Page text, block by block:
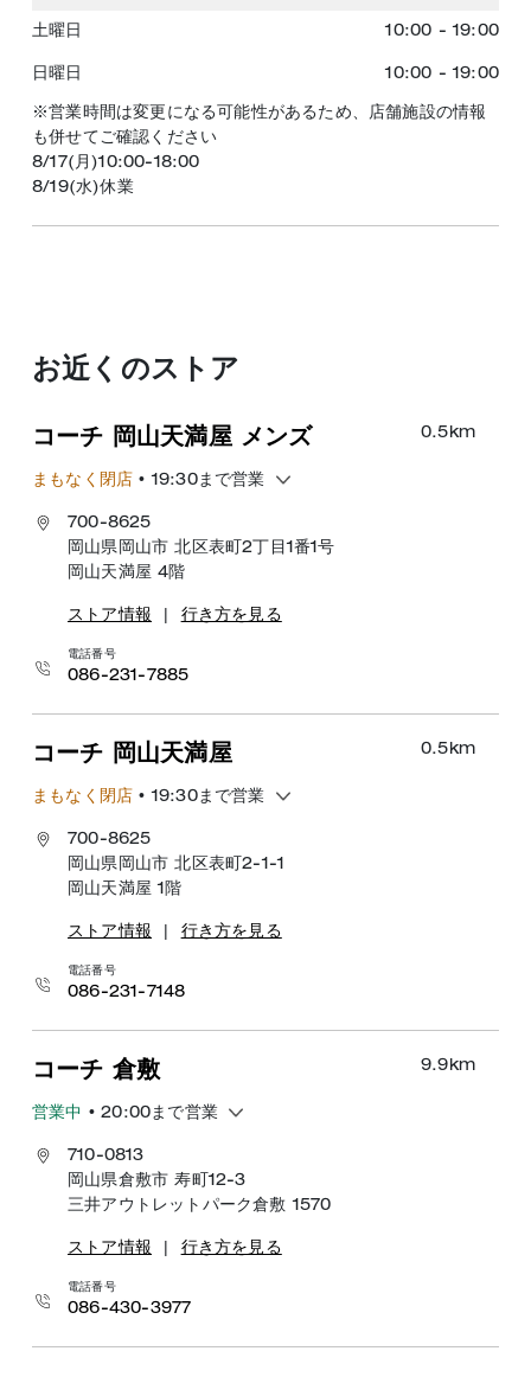
土曜日 10:00 -19:00
日曜日 10:00 -19:00
※営業時間は変更になる可能性があるため、店舗施設の情報
も併せてご確認ください
8/17(月)10:00-18:00
8/19(水)休業
お近くのストア
0.5km
コーチ 岡山天満屋 メンズ
まもなく閉店 • 19:30まで営業
700-8625
岡山県岡山市 北区表町2丁目1番1号
岡山天満屋 4階
ストア情報 行き方を見る
電話番号
086-231-7885
0.5km
コーチ 岡山天満屋
まもなく閉店 • 19:30まで営業
700-8625
岡山県岡山市 北区表町2-1-1
岡山天満屋 1階
ストア情報 行き方を見る
電話番号
086-231-7148
9.9km
コーチ 倉敷
営業中 • 20:00まで営業
710-0813
岡山県倉敷市 寿町12-3
三井アウトレットパーク倉敷 1570
ストア情報 行き方を見る
電話番号
086-430-3977